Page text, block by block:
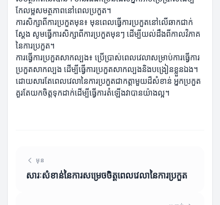
កែលម្អសមត្ថភាពនៅពេលប្រកួត។
ការសិក្សាពីការប្រកួតមុន៖ មុនពេលធ្វើការប្រកួតនៅលើឆាកជាក់
ស្តែង សូមធ្វើការសិក្សាពីការប្រកួតមុនៗ ដើម្បីយល់ដឹងពីកាលវិភាគ
នៃការប្រកួត។
ការធ្វើការប្រកួតសាកល្បង៖ ប្រើប្រាស់ពេលវេលាសម្រាប់ការធ្វើការ
ប្រកួតសាកល្បង ដើម្បីធ្វើការប្រកួតសាកល្បងនិងបង្រៀនខ្លួនឯង។
ដោយសារតែពេលវេលានៃការប្រកួតជាកត្តាមួយដ៏សំខាន់ អ្នកប្រកួត
គួរតែយកចិត្តទុកដាក់ដើម្បីធ្វើការតំឡើងវាបានយ៉ាងល្អ។
មុន
សារៈសំខាន់នៃការសម្រេចចិត្តពេលវេលានៃការប្រកួត